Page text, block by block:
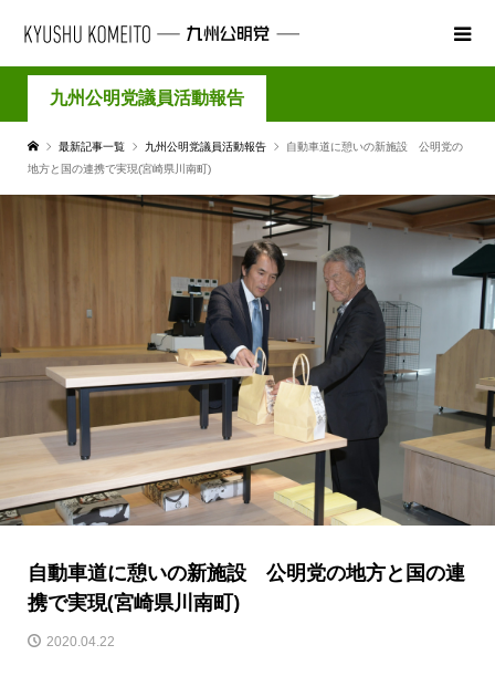
九州公明党議員活動報告
最新記事一覧 九州公明党議員活動報告
自動車道に憩いの新施設 公明党の
地方と国の連携で実現(宮崎県川南町)
自動車道に憩いの新施設 公明党の地方と国の連
携で実現(宮崎県川南町)
2020.04.22